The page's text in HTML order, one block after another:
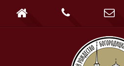
  